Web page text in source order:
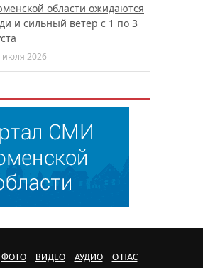
области ожидаются
и сильный ветер с 1 по 3
июля 2026
ФОТО ВИДЕО АУДИО О НАС